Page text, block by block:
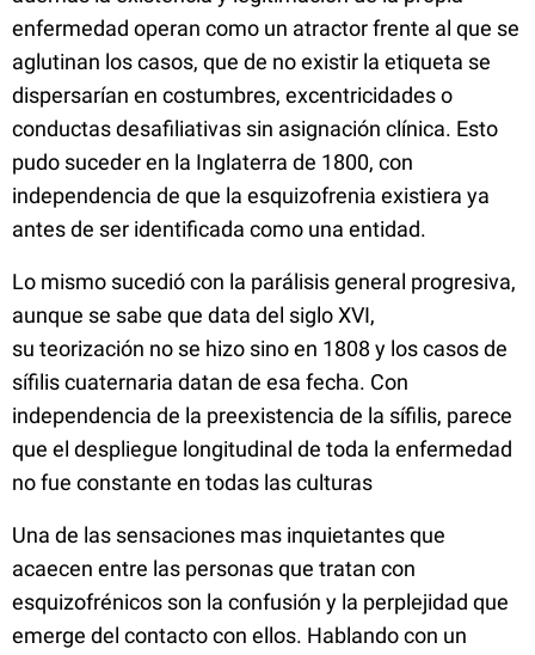
enfermedad operan como un atractor frente al que se
aglutinan los casos, que de no existir la etiqueta se
dispersarían en costumbres, excentricidades o
conductas desafiliativas sin asignación clínica. Esto
pudo suceder en la Inglaterra de 1800, con
independencia de que la esquizofrenia existiera ya
antes de ser identificada como una entidad.
Lo mismo sucedió con la parálisis general progresiva,
aunque se sabe que data del siglo XVI,
su teorización no se hizo sino en 1808 y los casos de
sífilis cuaternaria datan de esa fecha. Con
independencia de la preexistencia de la sífilis, parece
que el despliegue longitudinal de toda la enfermedad
no fue constante en todas las culturas
Una de las sensaciones mas inquietantes que
acaecen entre las personas que tratan con
esquizofrénicos son la confusión y la perplejidad que
emerge del contacto con ellos. Hablando con un